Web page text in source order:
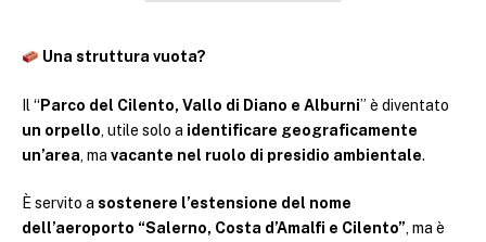
Una struttura vuota?
Il “ Parco del Cilento, Vallo di Diano e Alburni” è diventato
un orpello, utile solo a identificare geograficamente
un’area, ma vacante nel ruolo di presidio ambientale.
È servito a sostenere l’estensione del nome
dell’aeroporto “Salerno, Costa d’Amalfi e Cilento”, ma è